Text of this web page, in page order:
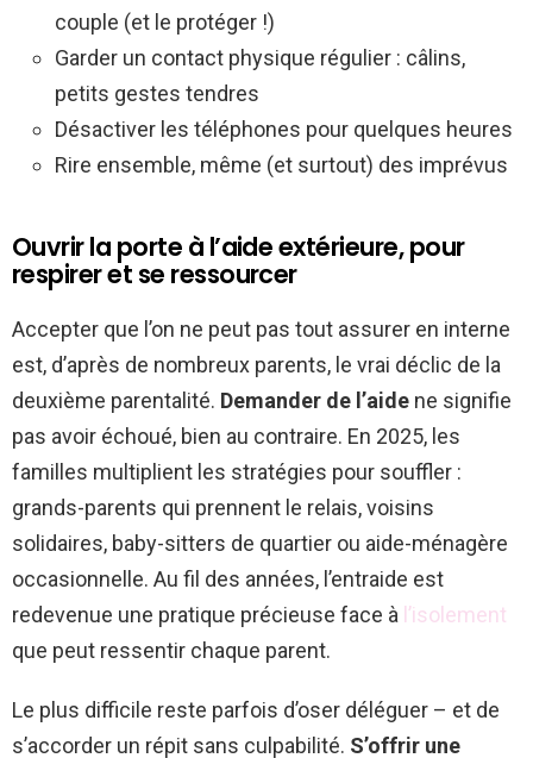
couple (et le protéger !)
Garder un contact physique régulier : câlins,
petits gestes tendres
Désactiver les téléphones pour quelques heures
Rire ensemble, même (et surtout) des imprévus
Ouvrir la porte à l’aide extérieure, pour
respirer et se ressourcer
Accepter que l’on ne peut pas tout assurer en interne
est, d’après de nombreux parents, le vrai déclic de la
deuxième parentalité. Demander de l’aide ne signifie
pas avoir échoué, bien au contraire. En 2025, les
familles multiplient les stratégies pour souffler :
grands-parents qui prennent le relais, voisins
solidaires, baby-sitters de quartier ou aide-ménagère
occasionnelle. Au fil des années, l’entraide est
redevenue une pratique précieuse face à l’isolement
que peut ressentir chaque parent.
Le plus difficile reste parfois d’oser déléguer – et de
s’accorder un répit sans culpabilité. S’offrir une